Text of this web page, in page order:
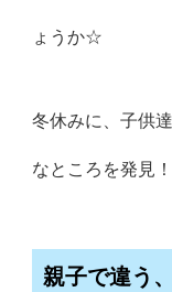
ょうか☆
冬休みに、子供
なところを発見
親子で違う